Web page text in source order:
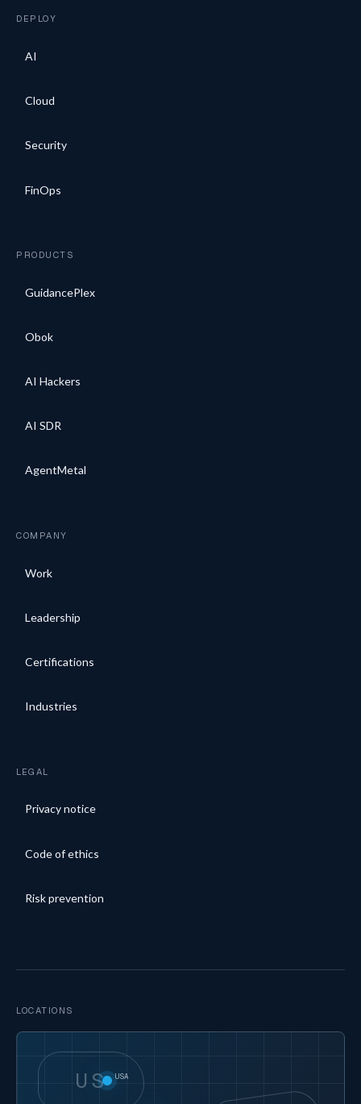
DEPLOY
AI
Cloud
Security
FinOps
PRODUCTS
GuidancePlex
Obok
AI Hackers
AI SDR
AgentMetal
COMPANY
Work
Leadership
Certifications
Industries
LEGAL
Privacy notice
Code of ethics
Risk prevention
LOCATIONS
US USA